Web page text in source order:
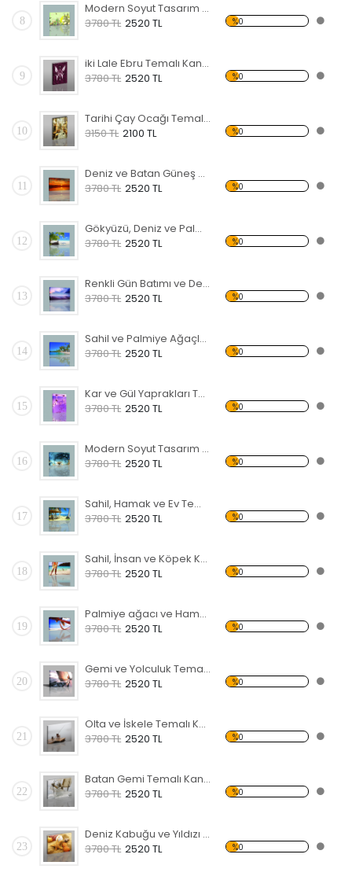
8
Modern Soyut Tasarım 42 Kanvas Tablo
3780 TL 2520 TL %0
9
iki Lale Ebru Temalı Kanvas Tablo
3780 TL 2520 TL %0
10
Tarihi Çay Ocağı Temalı Kanvas Tablo
3150 TL 2100 TL %0
11
Deniz ve Batan Güneş Kanvas Tablo
3780 TL 2520 TL %0
12
Gökyüzü, Deniz ve Palmiyeler Kanvas Tablo
3780 TL 2520 TL %0
13
Renkli Gün Batımı ve Deniz Kanvas Tablo
3780 TL 2520 TL %0
14
Sahil ve Palmiye Ağaçları Kanvas Tablo
3780 TL 2520 TL %0
15
Kar ve Gül Yaprakları Temalı Kanvas Tablo
3780 TL 2520 TL %0
16
Modern Soyut Tasarım 28 Kanvas Tablo
3780 TL 2520 TL %0
17
Sahil, Hamak ve Ev Temalı Kanvas Tablo
3780 TL 2520 TL %0
18
Sahil, İnsan ve Köpek Kanvas Tablo
3780 TL 2520 TL %0
19
Palmiye ağacı ve Hamak Kanvas Tablo
3780 TL 2520 TL %0
20
Gemi ve Yolculuk Temalı Kanvas Tablo
3780 TL 2520 TL %0
21
Olta ve İskele Temalı Kanvas Tablo
3780 TL 2520 TL %0
22
Batan Gemi Temalı Kanvas Tablo
3780 TL 2520 TL %0
23
Deniz Kabuğu ve Yıldızı Kanvas Tablo
3780 TL 2520 TL %0